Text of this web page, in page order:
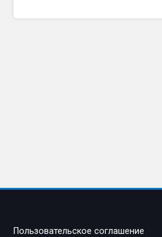
Пользовательское соглашение